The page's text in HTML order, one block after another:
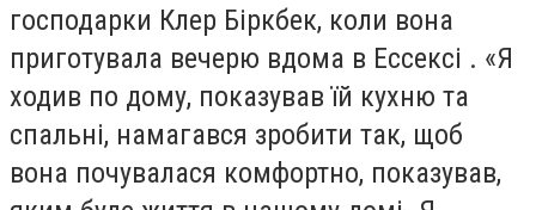
господарки Клер Біркбек, коли вона
приготувала вечерю вдома в Ессексі . «Я
ходив по дому, показував їй кухню та
спальні, намагався зробити так, щоб
вона почувалася комфортно, показував,